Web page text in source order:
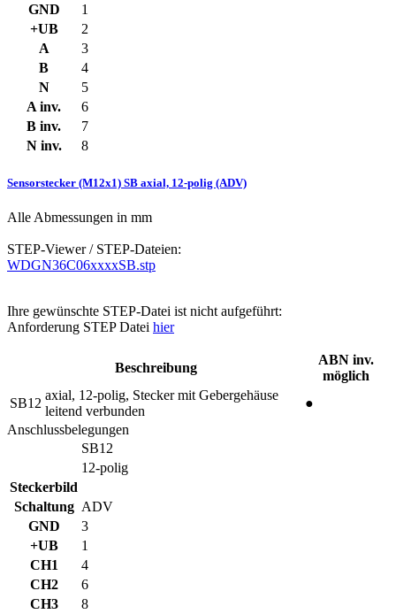
GND
1
+UB
2
A
3
B
4
N
5
A inv.
6
B inv.
7
N inv.
8
Sensorstecker (M12x1) SB axial, 12-polig (ADV)
Alle Abmessungen in mm
STEP-Viewer / STEP-Dateien:
WDGN36C06xxxxSB.stp
Ihre gewünschte STEP-Datei ist nicht aufgeführt:
Anforderung STEP Datei hier
Beschreibung
ABN inv.
möglich
SB12
axial, 12-polig, Stecker mit Gebergehäuse
leitend verbunden
●
Anschlussbelegungen
SB12
12-polig
Steckerbild
Schaltung ADV
GND
3
+UB
1
CH1
4
CH2
6
CH3
8